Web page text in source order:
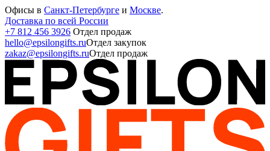
Офисы в Санкт-Петербурге и Москве.
Доставка по всей России
+7 812 456 3926 Отдел продаж
hello@epsilongifts.ruОтдел закупок
zakaz@epsilongifts.ruОтдел продаж